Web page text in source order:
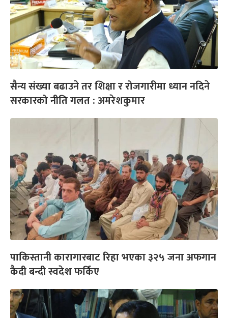
सैन्य संख्या बढाउने तर शिक्षा र रोजगारीमा ध्यान नदिने
सरकारको नीति गलत : अमरेशकुमार
पाकिस्तानी कारागारबाट रिहा भएका ३२५ जना अफगान
कैदी बन्दी स्वदेश फर्किए